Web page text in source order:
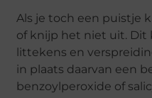
Als je toch een puistje
of knijp het niet uit.
littekens en
in plaats daarvan een
benzoylperoxide of